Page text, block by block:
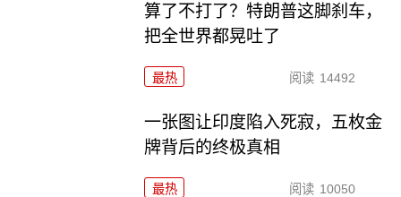
算了不打了？特朗普这脚刹车，
把全世界都晃吐了
最热 阅读 14492
一张图让印度陷入死寂，五枚金
牌背后的终极真相
最热 阅读 10050